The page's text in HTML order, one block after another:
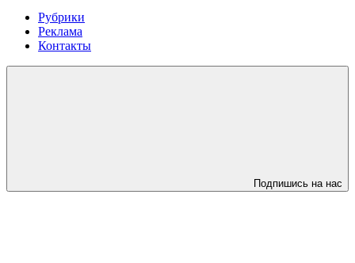
Рубрики
Реклама
Контакты
Подпишись на нас